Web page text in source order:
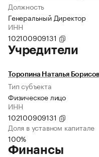
Должность
Генеральный Директор
ИНН
102100909131
Учредители
Торопина Наталья
Тип субъекта
Физическое лицо
ИНН
102100909131
Доля в уставном капитале
100%
Финансы